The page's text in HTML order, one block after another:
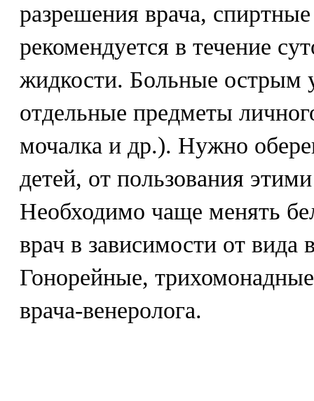
разрешения врача,
рекомендуется в течение
жидкости. Больные острым
отдельные предметы
мочалка и др.). Нужно
детей, от пользования
Необходимо чаще менять
врач в зависимости от вида
Гонорейные,
врача-венеролога.